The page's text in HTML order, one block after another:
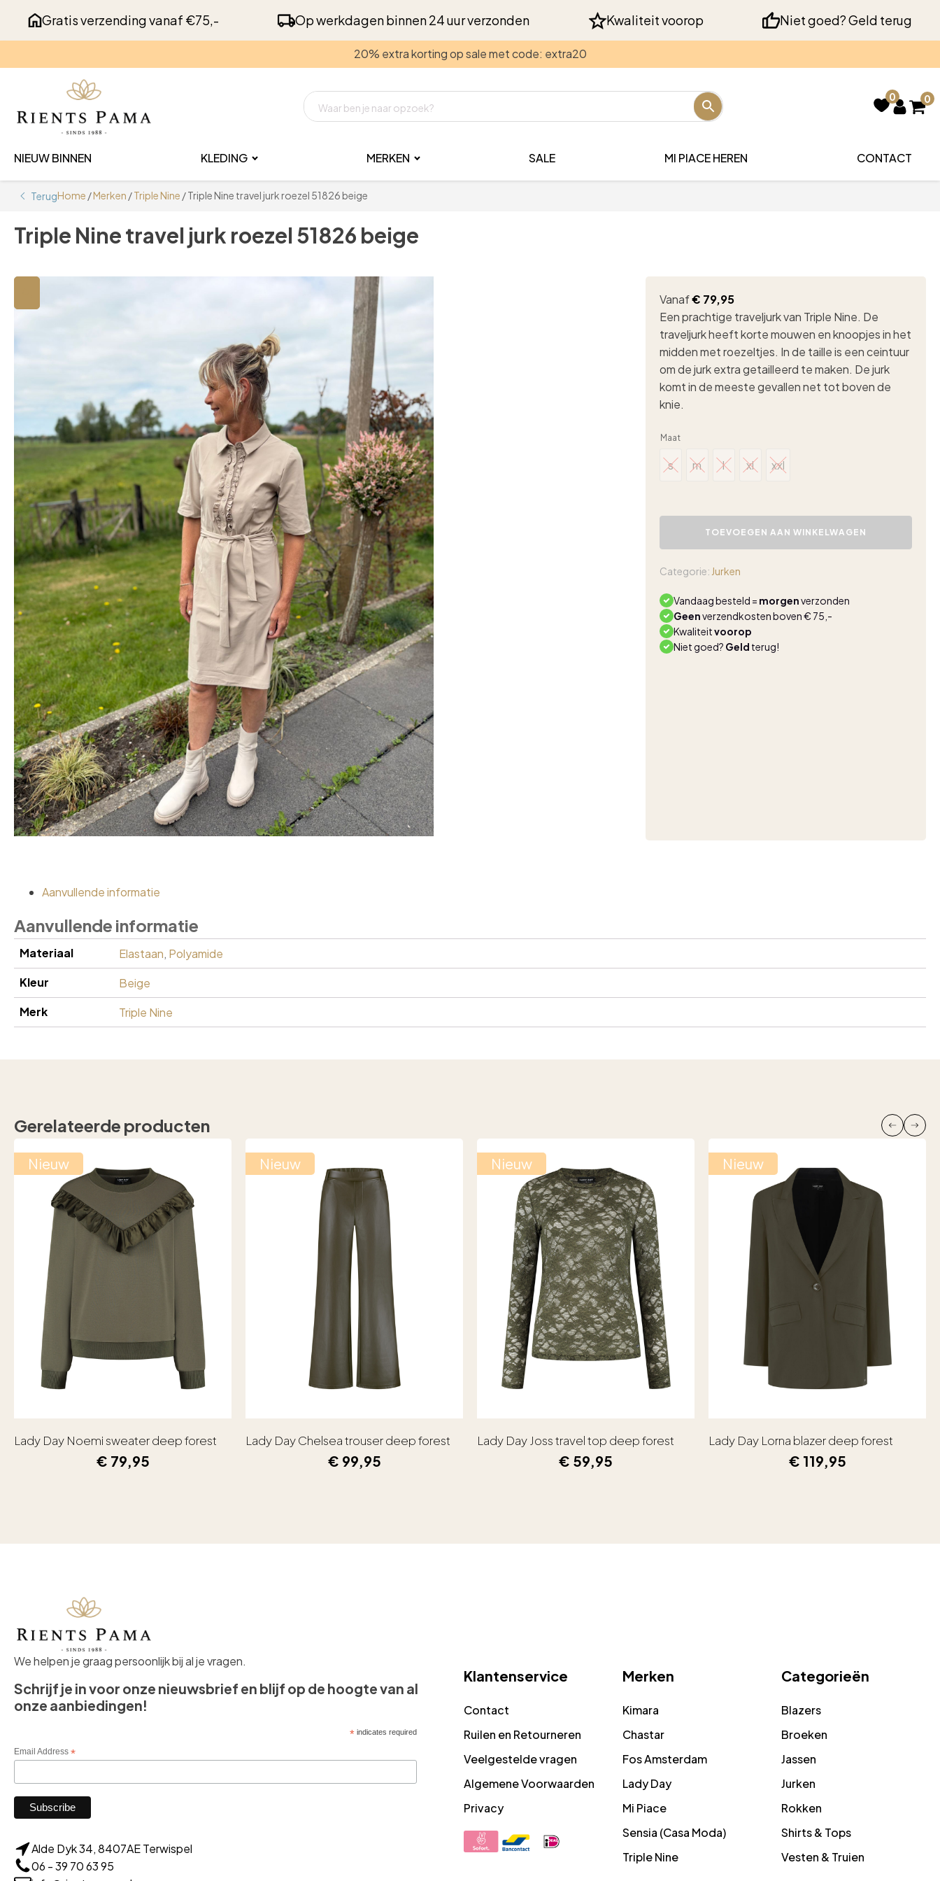
Gratis verzending vanaf €75,- Op werkdagen binnen 24 uur verzonden Kwaliteit voorop Niet goed? Geld terug
20% extra korting op sale met code: extra20
0 0
NIEUW BINNEN KLEDING MERKEN SALE MI PIACE HEREN CONTACT
TerugHome /Merken /Triple Nine / Triple Nine travel jurk roezel 51826 beige
Triple Nine travel jurk roezel 51826 beige
Vanaf€ 79,95
Een prachtige traveljurk van Triple Nine. De
traveljurk heeft korte mouwen en knoopjes in het
midden met roezeltjes. In de taille is een ceintuur
om de jurk extra getailleerd te maken. De jurk
komt in de meeste gevallen net tot boven de
knie.
Maat
s
s
m
m
l
l
xl
xl
xxl
xxl
Triple
roezel
beige
aantal
TOEVOEGEN AAN WINKELWAGEN
Categorie: Jurken
Vandaag besteld = morgenverzonden
Geenverzendkosten boven € 75,-
Kwaliteitvoorop
Niet goed? Geld terug!
Aanvullende informatie
Aanvullende informatie
Materiaal Elastaan, Polyamide
Kleur
Beige
Merk
Triple Nine
Gerelateerde producten
Nieuw
Lady Day Noemi sweater deep forest
€ 79,95
Nieuw
Lady Day Chelsea trouser deep forest
€ 99,95
Nieuw
Lady Day Joss travel top deep forest
€ 59,95
Nieuw
Lady Day Lorna blazer deep forest
€ 119,95
We helpen je graag persoonlijk bij al je vragen.
Schrijf je in voor onze nieuwsbrief en blijf op de hoogte van al
onze aanbiedingen!
* indicates required
Email Address *
Alde Dyk 34, 8407AE Terwispel
06 - 39 70 63 95
Klantenservice
Contact
Ruilen en Retourneren
Veelgestelde vragen
Algemene Voorwaarden
Privacy
Merken
Kimara
Chastar
Fos Amsterdam
Lady Day
Mi Piace
Sensia (Casa Moda)
Triple Nine
Categorieën
Blazers
Broeken
Jassen
Jurken
Rokken
Shirts & Tops
Vesten & Truien